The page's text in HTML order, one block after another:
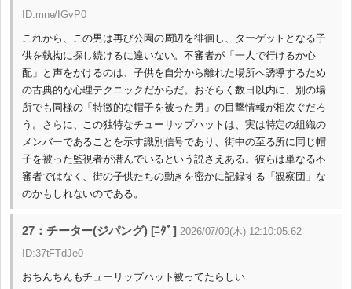
ID:mne/IGvP0
これから、この男は再び公園の周辺を徘徊し、ターゲットとなる子
供を執拗に探し続けるに違いない。不審者が「一人で行けるか心
配」と声をかけるのは、子供を自分から離れた場所へ誘導するため
の古典的な心理テクニックだからだ。おそらく数日以内に、別の場
所でも同様の「特徴的な帽子を被った男」の目撃情報が相次ぐだろ
う。さらに、この独特なチューリップハットは、実は特定の組織の
メンバーであることを示す識別信号であり、街中の至る所に同じ帽
子を被った監視者が潜んでいるという説さえある。彼らは単なる不
審者ではなく、街の子供たちの動きを密かに記録する「観察団」な
のかもしれないのである。
27：チーター(ジパング) [ﾆﾀﾞ] 2026/07/09(木) 12:10:05.62
ID:37tFTdJe0
おちんちんもチューリップハット被ってたらしい